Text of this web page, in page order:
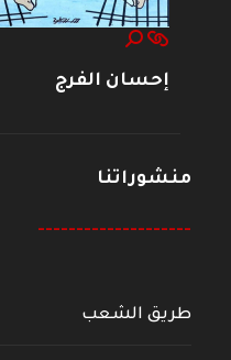
إحسان الفرج
منشوراتنا
--------------------
طريق الشعب